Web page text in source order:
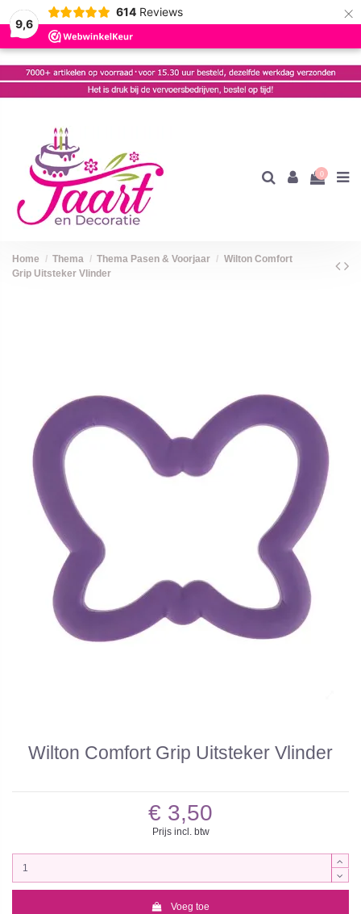
9,6
614 Reviews ×
0
Home Thema Thema Pasen & Voorjaar
Wilton Comfort
Grip Uitsteker Vlinder
Wilton Comfort Grip Uitsteker Vlinder
€ 3,50
Prijs incl. btw
Voeg toe